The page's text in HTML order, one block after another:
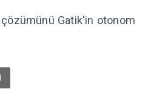
Gatik'in otonom